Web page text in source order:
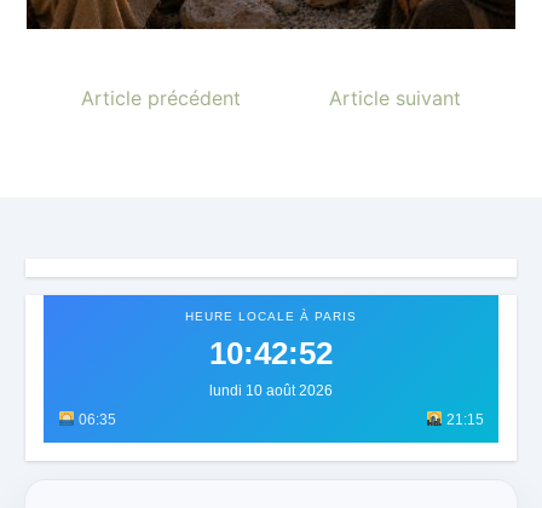
Article précédent Article suivant
HEURE LOCALE À PARIS
10:42:55
lundi 10 août 2026
06:35
21:15